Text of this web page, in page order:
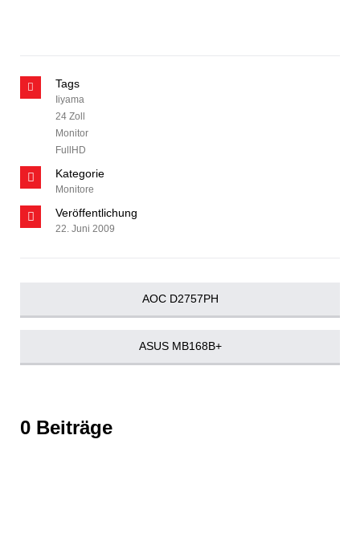
Tags
Iiyama
24 Zoll
Monitor
FullHD
Kategorie
Monitore
Veröffentlichung
22. Juni 2009
AOC D2757PH
ASUS MB168B+
0 Beiträge